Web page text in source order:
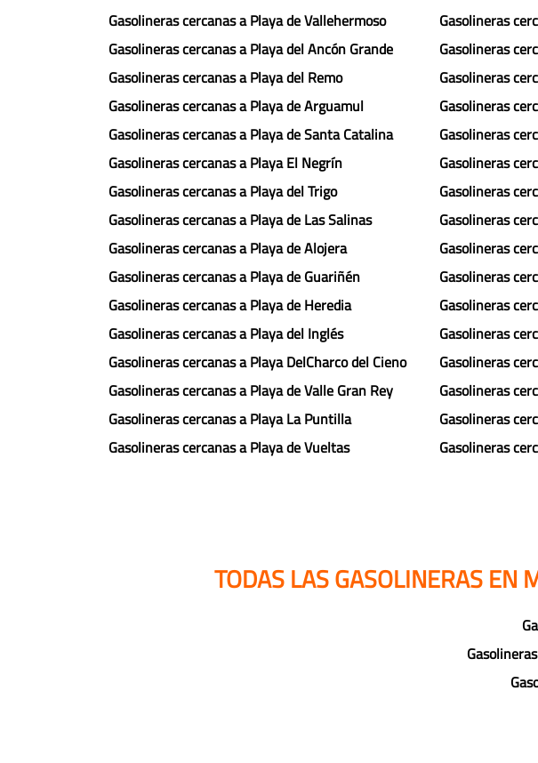
Gasolineras cercanas a Playa de Vallehermoso
Gasolineras cercanas a Playa del Ancón Grande
Gasolineras cercanas a Playa del Remo
Gasolineras cercanas a Playa de Arguamul
Gasolineras cercanas a Playa de Santa Catalina
Gasolineras cercanas a Playa El Negrín
Gasolineras cercanas a Playa del Trigo
Gasolineras cercanas a Playa de Las Salinas
Gasolineras cercanas a Playa de Alojera
Gasolineras cercanas a Playa de Guariñén
Gasolineras cercanas a Playa de Heredia
Gasolineras cercanas a Playa del Inglés
Gasolineras cercanas a Playa DelCharco del Cieno
Gasolineras cercanas a Playa de Valle Gran Rey
Gasolineras cercanas a Playa La Puntilla
Gasolineras cercanas a Playa de Vueltas
Gasolineras
Gasolineras
Gasolineras
Gasolineras
Gasolineras
Gasolineras
Gasolineras
Gasolineras
Gasolineras
Gasolineras
Gasolineras
Gasolineras
Gasolineras
Gasolineras
Gasolineras
Gasolineras
TODAS LAS GASOLINERAS EN